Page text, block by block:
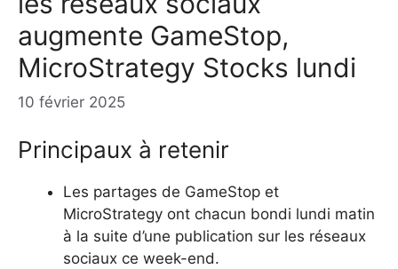
augmente GameStop,
MicroStrategy Stocks lundi
10 février 2025
Principaux à retenir
Les partages de GameStop et
MicroStrategy ont chacun bondi lundi matin
à la suite d’une publication sur les réseaux
sociaux ce week-end.